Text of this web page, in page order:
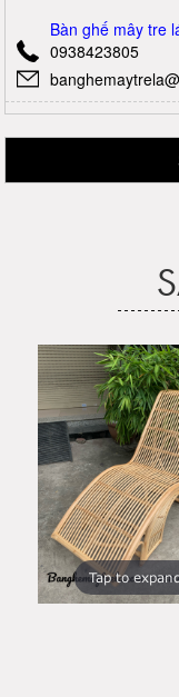
Bàn ghế mây tre
0938423805
Tap to